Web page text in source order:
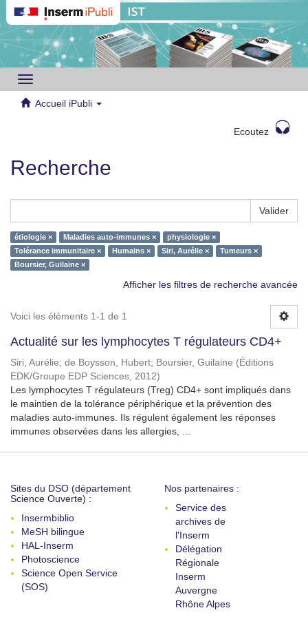
Toggle
navigation
Accueil iPubli
Ecoutez
Recherche
Valider
étiologie × Maladies auto-immunes ×
physiologie ×
Tolérance immunitaire ×
Humains × Siri, Aurélie ×
Tumeurs ×
Boursier, Guilaine ×
Afficher les filtres de recherche avancée
Voici les éléments 1-1 de 1
Actualité sur les lymphocytes T régulateurs CD4+
Siri, Aurélie; de Boysson, Hubert; Boursier, Guilaine (Éditions
EDK/Groupe EDP Sciences, 2012)
Les lymphocytes T régulateurs (Treg) CD4+ sont impliqués dans
le maintien de la tolérance périphérique et la prévention des
maladies auto-immunes. Ils régulent également les réponses
immunes observées dans les allergies, ...
Sites du DSO (département
Science Ouverte) :
Insermbiblio
MeSH bilingue
HAL-Inserm
Photoscience
Science Open Service
(SOS)
Nos partenaires :
Service des
archives de
l'Inserm
Délégation
Régionale
Inserm
Auvergne
Rhône Alpes